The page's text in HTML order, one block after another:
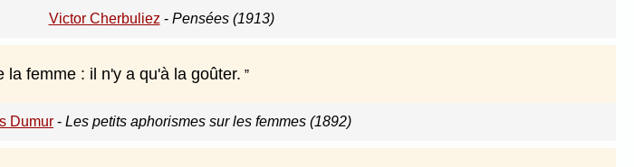
Victor Cherbuliez - Pensées (1913)
femme : il n'y a qu'à la goûter.
Dumur - Les petits aphorismes sur les femmes (1892)